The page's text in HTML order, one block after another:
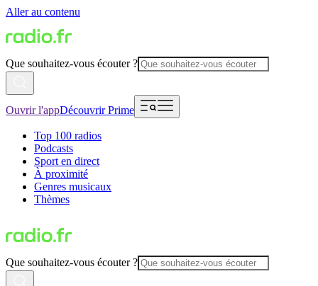
Aller au contenu
Que souhaitez-vous écouter ?
Ouvrir l'appDécouvrir Prime
Top 100 radios
Podcasts
Sport en direct
À proximité
Genres musicaux
Thèmes
Que souhaitez-vous écouter ?